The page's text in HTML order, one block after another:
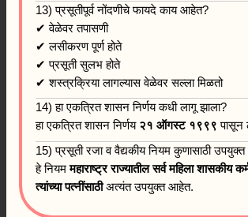
13) प्रसूतीपूर्व नोंदणीचे फायदे काय आहेत?
✔ वेळेवर तपासणी
✔ लसीकरण पूर्ण होते
✔ प्रसूती सुलभ होते
✔ शस्त्रक्रिया लागल्यास वेळेवर सल्ला मिळतो
14) हा एकत्रित शासन निर्णय कधी लागू झाला?
हा एकत्रित शासन निर्णय २१ ऑगस्ट १९९९ पासून
15) प्रसूती रजा व वैद्यकीय नियम कुणासाठी
हे नियममहाराष्ट्र राज्यातील सर्व महिला शासकीय
त्यांच्या पत्नींसाठीअत्यंत उपयुक्त आहेत.